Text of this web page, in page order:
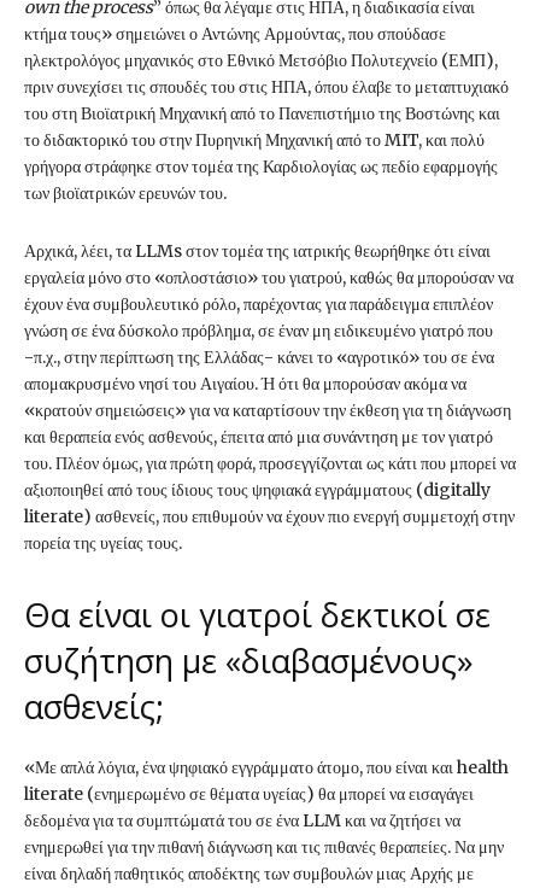
own the process” όπως θα λέγαμε στις ΗΠΑ, η διαδικασία είναι
κτήμα τους» σημειώνει ο Αντώνης Αρμούντας, που σπούδασε
ηλεκτρολόγος μηχανικός στο Εθνικό Μετσόβιο Πολυτεχνείο (ΕΜΠ),
πριν συνεχίσει τις σπουδές του στις ΗΠΑ, όπου έλαβε το μεταπτυχιακό
του στη Βιοϊατρική Μηχανική από το Πανεπιστήμιο της Βοστώνης και
το διδακτορικό του στην Πυρηνική Μηχανική από το MIT, και πολύ
γρήγορα στράφηκε στον τομέα της Καρδιολογίας ως πεδίο εφαρμογής
των βιοϊατρικών ερευνών του.
Αρχικά, λέει, τα LLMs στον τομέα της ιατρικής θεωρήθηκε ότι είναι
εργαλεία μόνο στο «οπλοστάσιο» του γιατρού, καθώς θα μπορούσαν να
έχουν ένα συμβουλευτικό ρόλο, παρέχοντας για παράδειγμα επιπλέον
γνώση σε ένα δύσκολο πρόβλημα, σε έναν μη ειδικευμένο γιατρό που
-π.χ., στην περίπτωση της Ελλάδας- κάνει το «αγροτικό» του σε ένα
απομακρυσμένο νησί του Αιγαίου. Ή ότι θα μπορούσαν ακόμα να
«κρατούν σημειώσεις» για να καταρτίσουν την έκθεση για τη διάγνωση
και θεραπεία ενός ασθενούς, έπειτα από μια συνάντηση με τον γιατρό
του. Πλέον όμως, για πρώτη φορά, προσεγγίζονται ως κάτι που μπορεί να
αξιοποιηθεί από τους ίδιους τους ψηφιακά εγγράμματους (digitally
literate) ασθενείς, που επιθυμούν να έχουν πιο ενεργή συμμετοχή στην
πορεία της υγείας τους.
Θα είναι οι γιατροί δεκτικοί σε
συζήτηση με «διαβασμένους»
ασθενείς;
«Με απλά λόγια, ένα ψηφιακό εγγράμματο άτομο, που είναι και health
literate (ενημερωμένο σε θέματα υγείας) θα μπορεί να εισαγάγει
δεδομένα για τα συμπτώματά του σε ένα LLM και να ζητήσει να
ενημερωθεί για την πιθανή διάγνωση και τις πιθανές θεραπείες. Να μην
είναι δηλαδή παθητικός αποδέκτης των συμβουλών μιας Αρχής με